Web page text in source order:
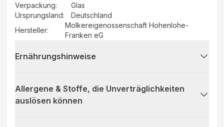
Verpackung:
Glas
Ursprungsland:
Deutschland
Hersteller:
Molkereigenossenschaft Hohenlohe-
Franken eG
Ernährungshinweise
Allergene & Stoffe, die Unverträglichkeiten
auslösen können